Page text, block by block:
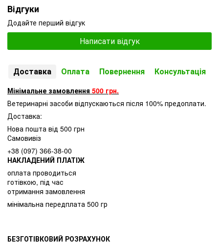
Відгуки
Додайте перший відгук
Написати відгук
Доставка Оплата Повернення Консультація
Мінімальне замовлення 500 грн.
Ветеринарні засоби відпускаються після 100% предоплати.
Доставка:
Нова пошта від 500 грн
Самовивіз
+38 (097) 366-38-00
НАКЛАДЕНИЙ ПЛАТІЖ
оплата проводиться
готівкою, під час
отримання замовлення
мінімальна передплата 500 гр
БЕЗГОТІВКОВИЙ РОЗРАХУНОК